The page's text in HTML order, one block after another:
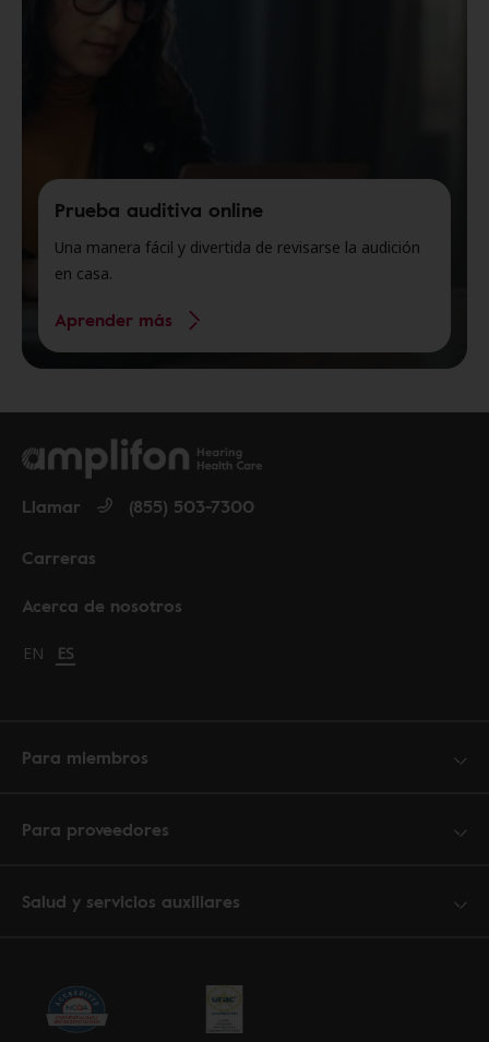
Prueba auditiva online
Una manera fácil y divertida de revisarse la audición
en casa.
Aprender más
Acerca de nosotros
Carreras
Llamar (855) 503-7300
Change language to English
EN Cambiar idioma a español
ES
Para miembros
Para proveedores
Salud y servicios auxiliares